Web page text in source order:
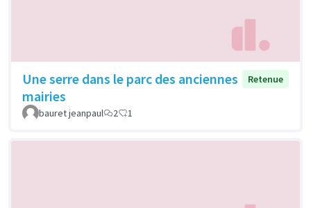
Une serre dans le parc des anciennes
mairies
Retenue
bauret jeanpaul 2 1